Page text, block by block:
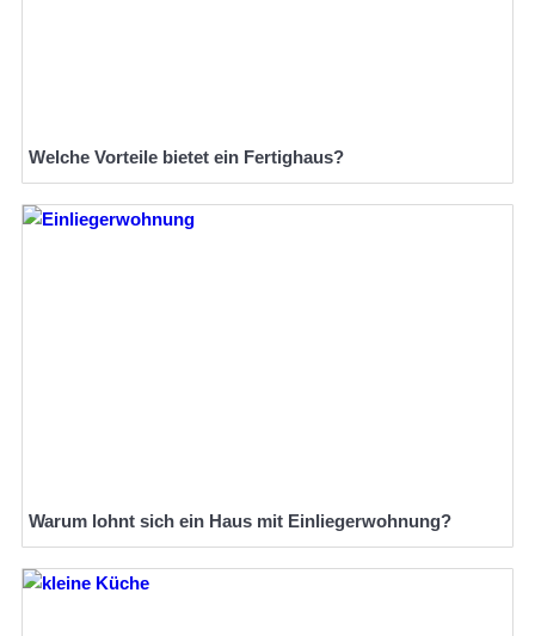
Welche Vorteile bietet ein Fertighaus?
Warum lohnt sich ein Haus mit Einliegerwohnung?